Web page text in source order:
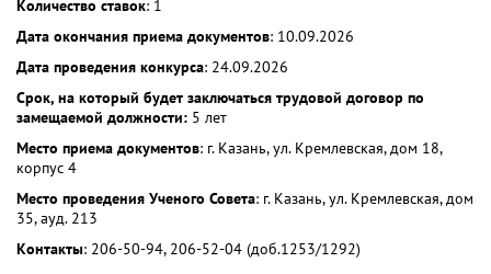
Количество ставок: 1
Дата окончания приема документов: 10.09.2026
Дата проведения конкурса: 24.09.2026
Срок, на который будет заключаться трудовой договор по
замещаемой должности: 5 лет
Место приема документов: г. Казань, ул. Кремлевская, дом 18,
корпус 4
Место проведения Ученого Совета: г. Казань, ул. Кремлевская, дом
35, ауд. 213
Контакты: 206-50-94, 206-52-04 (доб.1253/1292)